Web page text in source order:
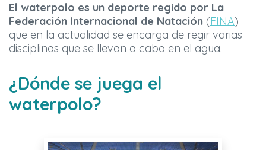
El waterpolo es un deporte regido por La
Federación Internacional de Natación (FINA)
que en la actualidad se encarga de regir varias
disciplinas que se llevan a cabo en el agua.
¿Dónde se juega el
waterpolo?